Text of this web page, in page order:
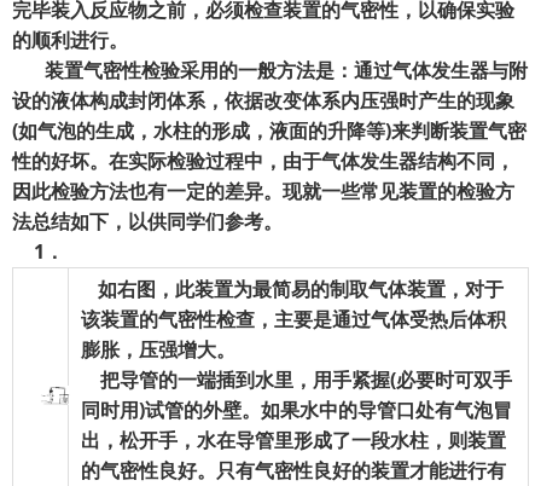
完毕装入反应物之前，必须检查装置的气密性，以确保实验
的顺利进行。
装置气密性检验采用的一般方法是：通过气体发生器与附
设的液体构成封闭体系，依据改变体系内压强时产生的现象
(如气泡的生成，水柱的形成，液面的升降等)来判断装置气密
性的好坏。在实际检验过程中，由于气体发生器结构不同，
因此检验方法也有一定的差异。现就一些常见装置的检验方
法总结如下，以供同学们参考。
1 ．
如右图，此装置为最简易的制取气体装置，对于
该装置的气密性检查，主要是通过气体受热后体积
膨胀，压强增大。
把导管的一端插到水里，用手紧握(必要时可双手
同时用)试管的外壁。如果水中的导管口处有气泡冒
出，松开手，水在导管里形成了一段水柱，则装置
的气密性良好。只有气密性良好的装置才能进行有